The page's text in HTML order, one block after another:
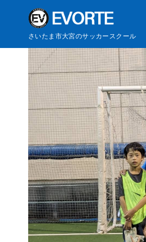
さいたま市大宮のサッカースクール